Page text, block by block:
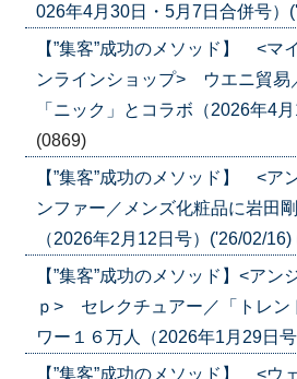
026年4月30日・5月7日合併号）
【”集客”成功のメソッド】 <マ
ンラインショップ> ウエニ貿易
「ニック」とコラボ（2026年4
(0869)
【”集客”成功のメソッド】 <
ンファー／メンズ化粧品に岩田
（2026年2月12日号）('26/02/16)
【”集客”成功のメソッド】<ア
ｐ> セレクチュアー／「トレン
ワー１６万人（2026年1月29日
【”集客”成功のメソッド】 <ウ